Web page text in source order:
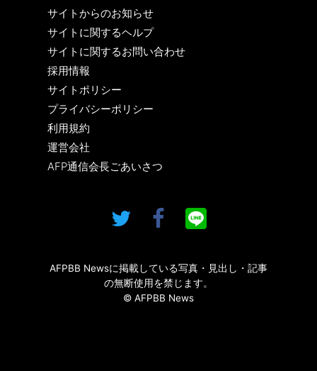
サイトからのお知らせ
サイトに関するヘルプ
サイトに関するお問い合わせ
採用情報
サイトポリシー
プライバシーポリシー
利用規約
運営会社
AFP通信会長ごあいさつ
AFPBB Newsに掲載している写真・見出し・記事
の無断使用を禁じます。
© AFPBB News